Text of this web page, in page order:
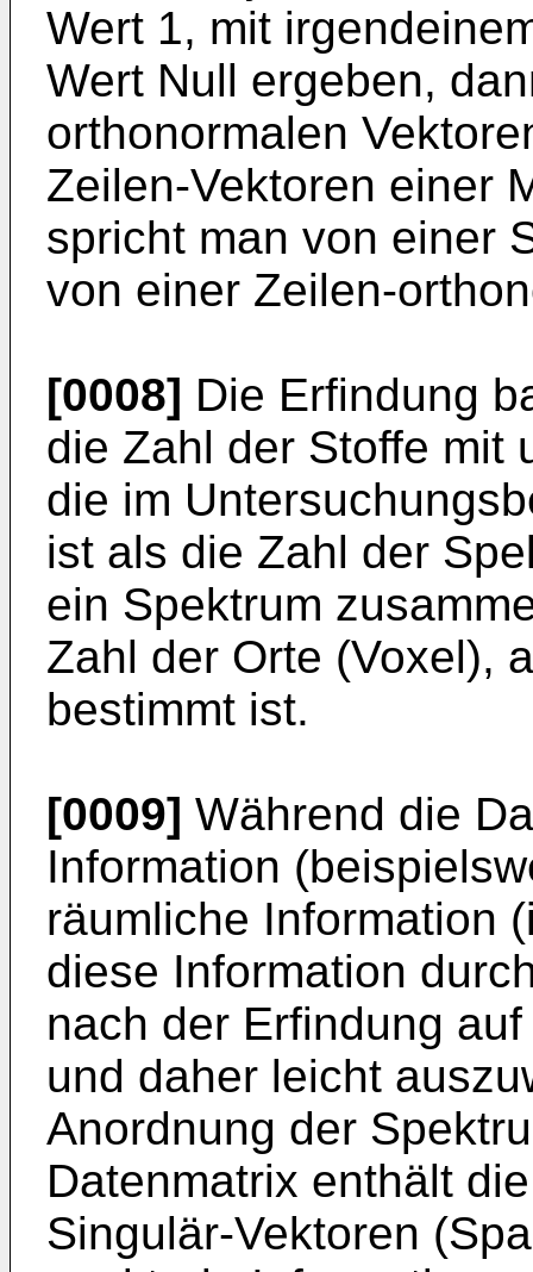
Wert 1, mit
Wert Null ergeben,
orthonormalen
Zeilen-Vektoren einer
spricht man von einer
von einer Zeilen-
[0008] Die Erfindung
die Zahl der Stoffe mit
die im
ist als die Zahl der
ein Spektrum
Zahl der Orte (Voxel),
bestimmt ist.
[0009] Während die
Information
räumliche Information
diese Information
nach der Erfindung
und daher leicht
Anordnung der
Datenmatrix enthält
Singulär-Vektoren